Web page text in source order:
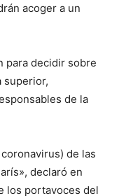
acoger a un
para decidir sobre
superior,
de la
de las
declaró en
los portavoces del